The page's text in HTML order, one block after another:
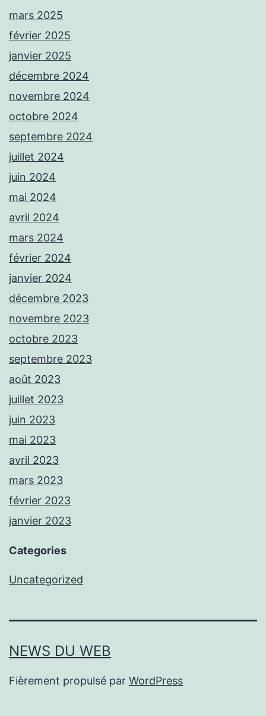
mars 2025
février 2025
janvier 2025
décembre 2024
novembre 2024
octobre 2024
septembre 2024
juillet 2024
juin 2024
mai 2024
avril 2024
mars 2024
février 2024
janvier 2024
décembre 2023
novembre 2023
octobre 2023
septembre 2023
août 2023
juillet 2023
juin 2023
mai 2023
avril 2023
mars 2023
février 2023
janvier 2023
Categories
Uncategorized
NEWS DU WEB
Fièrement propulsé par WordPress